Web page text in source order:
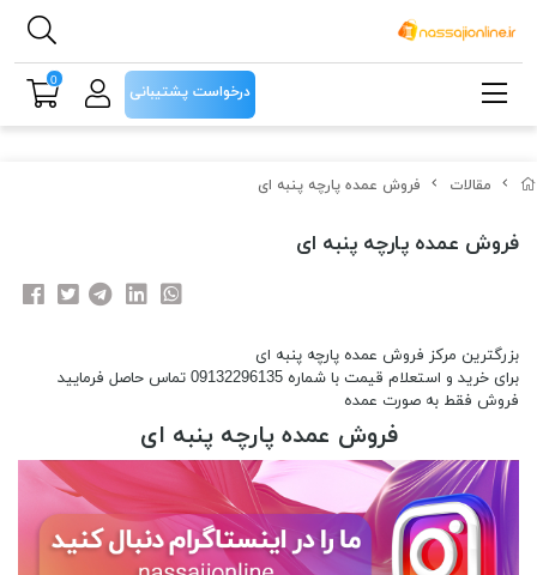
مقالات فروش عمده پارچه پنبه ای
فروش عمده پارچه پنبه ای
بزرگترین مرکز فروش عمده پارچه پنبه ای
برای خرید و استعلام قیمت با شماره 09132296135 تماس حاصل فرمایید
فروش فقط به صورت عمده
فروش عمده پارچه پنبه ای
درخواست پشتیبانی
0